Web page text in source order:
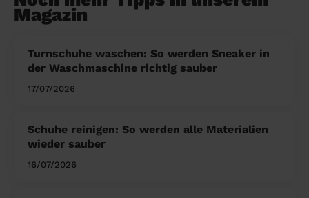
Magazin
Turnschuhe waschen: So werden Sneaker in
der Waschmaschine richtig sauber
17/07/2026
Schuhe reinigen: So werden alle Materialien
wieder sauber
16/07/2026